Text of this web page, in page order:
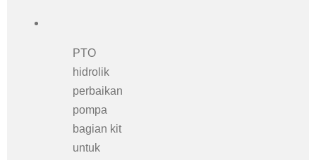
PTO
hidrolik
perbaikan
pompa
bagian kit
untuk